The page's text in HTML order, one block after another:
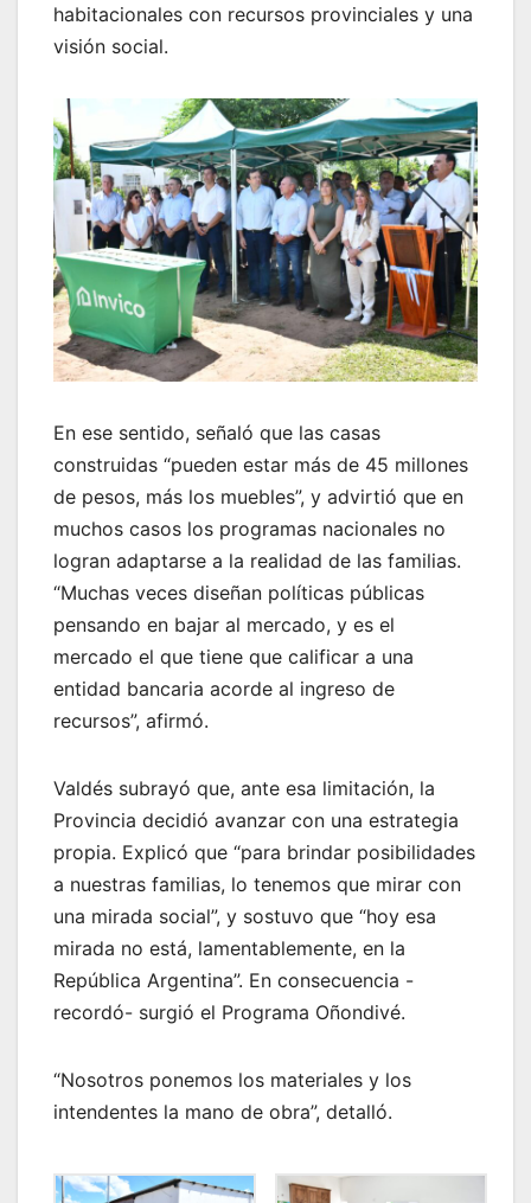
habitacionales con recursos provinciales y una
visión social.
En ese sentido, señaló que las casas
construidas “pueden estar más de 45 millones
de pesos, más los muebles”, y advirtió que en
muchos casos los programas nacionales no
logran adaptarse a la realidad de las familias.
“Muchas veces diseñan políticas públicas
pensando en bajar al mercado, y es el
mercado el que tiene que calificar a una
entidad bancaria acorde al ingreso de
recursos”, afirmó.
Valdés subrayó que, ante esa limitación, la
Provincia decidió avanzar con una estrategia
propia. Explicó que “para brindar posibilidades
a nuestras familias, lo tenemos que mirar con
una mirada social”, y sostuvo que “hoy esa
mirada no está, lamentablemente, en la
República Argentina”. En consecuencia -
recordó- surgió el Programa Oñondivé.
“Nosotros ponemos los materiales y los
intendentes la mano de obra”, detalló.